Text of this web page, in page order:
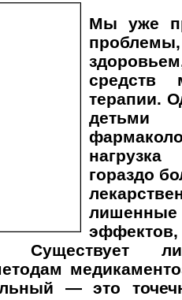
Мы уже
средств
терапии.
детьми
гораздо
Существует ли
— это